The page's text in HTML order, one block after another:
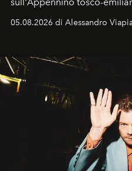
05.08.2026 di Alessandro